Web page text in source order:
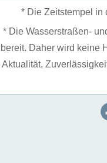
* Die Zeitstempel in
* Die Wasserstraßen-
bereit. Daher wird keine
Aktualität,